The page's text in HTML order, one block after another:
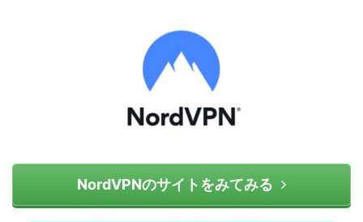
NordVPNのサイトをみてみる